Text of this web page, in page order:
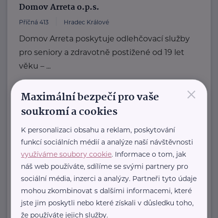
Domov Arreta o.p.s.
Příčná 413 Hradec Králové
Domov Arreta poskytuje odlehčovací služby
pro seniory a zdravotně postižené od 19 let
věku – ...
+420 495 523 414
domov@arreta.cz
Odlehči péči
Sasanková 2654/5, Praha 10 Záběhlice
Jsme rozvíjející se nezisková
organizace, jejímž hlavním posláním
je ODLEHČIT rodinným pečujícím o
seniory i ...
×
Maximální bezpečí pro vaše
soukromí a cookies
K personalizaci obsahu a reklam, poskytování
funkcí sociálních médií a analýze naší návštěvnosti
využíváme soubory cookie. Informace o tom, jak
náš web používáte, sdílíme se svými partnery pro
sociální média, inzerci a analýzy. Partneři tyto údaje
mohou zkombinovat s dalšími informacemi, které
jste jim poskytli nebo které získali v důsledku toho,
že používáte jejich služby.